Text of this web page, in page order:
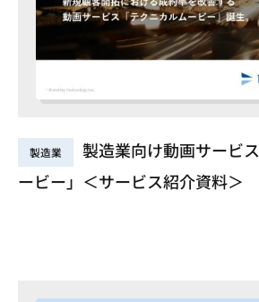
製造業
製造業向け動画サービ
ービー」＜サービス紹介資料＞